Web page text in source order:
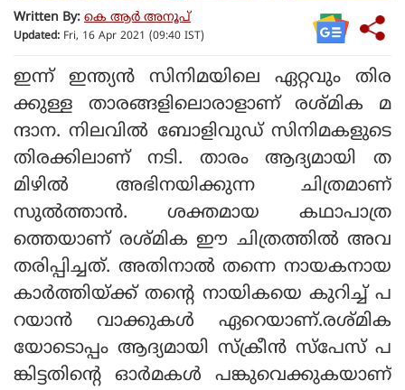
Written By: കെ ആര്‍ അനൂപ്
Updated: Fri, 16 Apr 2021 (09:40 IST)
ഇന്ന് ഇന്ത്യന്‍ സിനിമയിലെ ഏറ്റവും തിര
ക്കുള്ള താരങ്ങളിലൊരാളാണ് രശ്മിക മ
ന്ദാന. നിലവില്‍ ബോളിവുഡ് സിനിമകളുടെ
തിരക്കിലാണ് നടി. താരം ആദ്യമായി ത
മിഴില്‍ അഭിനയിക്കുന്ന ചിത്രമാണ്
സുല്‍ത്താന്‍. ശക്തമായ കഥാപാത്ര
ത്തെയാണ് രശ്മിക ഈ ചിത്രത്തില്‍ അവ
തരിപ്പിച്ചത്. അതിനാല്‍ തന്നെ നായകനായ
കാര്‍ത്തിയ്ക്ക് തന്റെ നായികയെ കുറിച്ച് പ
റയാന്‍ വാക്കുകള്‍ ഏറെയാണ്.രശ്മിക
യോടൊപ്പം ആദ്യമായി സ്‌ക്രീന്‍ സ്‌പേസ് പ
ങ്കിട്ടതിന്റെ ഓര്‍മകള്‍ പങ്കുവെക്കുകയാണ്